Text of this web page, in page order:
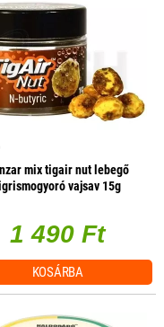
mix tigair nut lebegő
vajsav 15g
1 490 Ft
KOSÁRBA